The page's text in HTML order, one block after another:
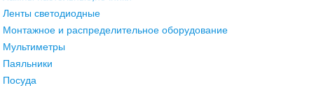
Ленты светодиодные
Монтажное и распределительное оборудование
Мультиметры
Паяльники
Посуда